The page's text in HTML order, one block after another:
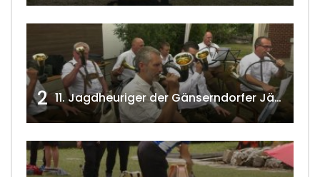
2 11. Jagdheuriger der Gänserndorfer Jäger 2020 w4tv166